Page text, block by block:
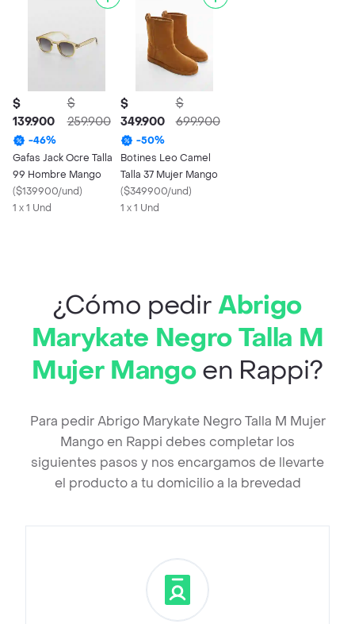
$
139.900
$
259.900
-46%
Gafas Jack Ocre Talla
99 Hombre Mango
($139900/und)
1 x 1 Und
$
349.900
$
699.900
-50%
Botines Leo Camel
Talla 37 Mujer Mango
($349900/und)
1 x 1 Und
¿Cómo pedirAbrigo
Marykate Negro Talla M
Mujer Mangoen Rappi?
Para pedir Abrigo Marykate Negro Talla M Mujer
Mango en Rappi debes completar los
siguientes pasos y nos encargamos de llevarte
el producto a tu domicilio a la brevedad